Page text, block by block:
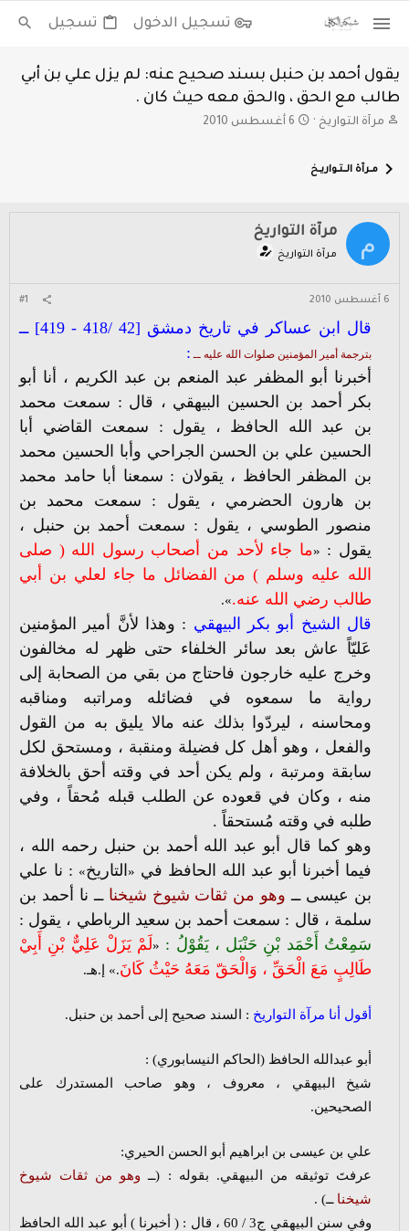
تسجيل الدخول تسجيل
يقول أحمد بن حنبل بسند صحيح عنه: لم يزل علي بن أبي
طالب مع الحق ، والحق معه حيث كان .
ب
ئ
م
ض
ع
مرآة التواريخ
ت
ل
د
6 أغسطس 2010
مــرآة الـــتــواريــخ
م مرآة التواريخ
مرآة التواريخ
6 أغسطس 2010 #1
قال ابن عساكر في تاريخ دمشق [42 /418 - 419] ــ
بترجمة أمير المؤمنين صلوات الله عليه ــ :
أخبرنا أبو المظفر عبد المنعم بن عبد الكريم ، أنا أبو
بكر أحمد بن الحسين البيهقي ، قال : سمعت محمد
بن عبد الله الحافظ ، يقول : سمعت القاضي أبا
الحسين علي بن الحسن الجراحي وأبا الحسين محمد
بن المظفر الحافظ ، يقولان : سمعنا أبا حامد محمد
بن هارون الحضرمي ، يقول : سمعت محمد بن
منصور الطوسي ، يقول : سمعت أحمد بن حنبل ،
يقول : «ما جاء لأحد من أصحاب رسول الله ( صلى
الله عليه وسلم ) من الفضائل ما جاء لعلي بن أبي
طالب رضي الله عنه.».
قال الشيخ أبو بكر البيهقي : وهذا لأنَّ أمير المؤمنين
عَليّاً عاش بعد سائر الخلفاء حتى ظهر له مخالفون
وخرج عليه خارجون فاحتاج من بقي من الصحابة إلى
رواية ما سمعوه في فضائله ومراتبه ومناقبه
ومحاسنه ، ليردّوا بذلك عنه مالا يليق به من القول
والفعل ، وهو أهل كل فضيلة ومنقبة ، ومستحق لكل
سابقة ومرتبة ، ولم يكن أحد في وقته أحق بالخلافة
منه ، وكان في قعوده عن الطلب قبله مُحقاً ، وفي
طلبه في وقته مُستحقاً .
وهو كما قال أبو عبد الله أحمد بن حنبل رحمه الله ،
فيما أخبرنا أبو عبد الله الحافظ في «التاريخ» : نا علي
بن عيسى ــ وهو من ثقات شيوخ شيخنا ــ نا أحمد بن
سلمة ، قال : سمعت أحمد بن سعيد الرباطي ، يقول :
سَمِعْتُ أَحْمَد بْنِ حَنْبَل ، يَقُوْلُ : «لَمْ يَزَلْ عَلِيٌّ بْنِ أَبِيْ
طَالِبٍ مَعَ الْحَقِّ ، وَالْحَقّ مَعَهُ حَيْثُ كَانَ.» إ.هـ.
أقول أنا مرآة التواريخ : السند صحيح إلى أحمد بن حنبل.
أبو عبدالله الحافظ (الحاكم النيسابوري) :
شيخ البيهقي ، معروف ، وهو صاحب المستدرك على
الصحيحين.
علي بن عيسى بن ابراهيم أبو الحسن الحيري:
عرفتَ توثيقه من البيهقي. بقوله : (ــ وهو من ثقات شيوخ
شيخنا ــ) .
وفي سنن البيهقي ج3 / 60 ، قال : ( أخبرنا ) أبو عبد الله الحافظ